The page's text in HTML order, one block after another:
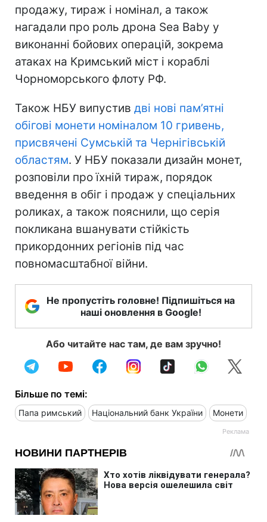
продажу, тираж і номінал, а також
нагадали про роль дрона Sea Baby у
виконанні бойових операцій, зокрема
атаках на Кримський міст і кораблі
Чорноморського флоту РФ.
Також НБУ випустив дві нові пам’ятні
обігові монети номіналом 10 гривень,
присвячені Сумській та Чернігівській
областям. У НБУ показали дизайн монет,
розповіли про їхній тираж, порядок
введення в обіг і продаж у спеціальних
роликах, а також пояснили, що серія
покликана вшанувати стійкість
прикордонних регіонів під час
повномасштабної війни.
Не пропустіть головне! Підпишіться на
наші оновлення в Google!
Або читайте нас там, де вам зручно!
Більше по темі:
Папа римський Національний банк України Монети